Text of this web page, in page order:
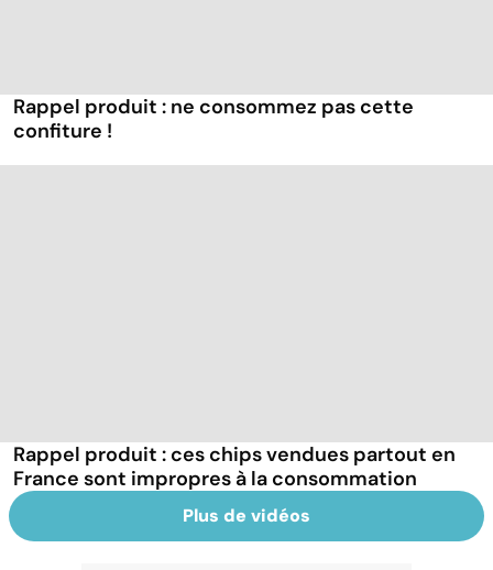
Rappel produit : ne consommez pas cette
confiture !
Rappel produit : ces chips vendues partout en
France sont impropres à la consommation
Plus de vidéos